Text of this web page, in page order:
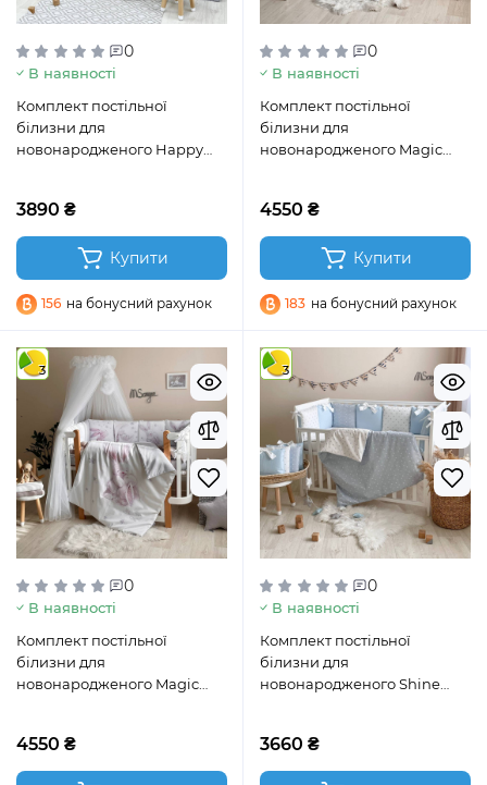
0
В наявності
Комплект постільної
білизни для
новонародженого Happy
3890 ₴
Купити
156 на бонусний рахунок
0
В наявності
Комплект постільної
білизни для
новонародженого Magic
4550 ₴
Купити
183 на бонусний рахунок
3
0
В наявності
Комплект постільної
білизни для
новонародженого Magic
4550 ₴
3
0
В наявності
Комплект постільної
білизни для
новонародженого Shine
3660 ₴